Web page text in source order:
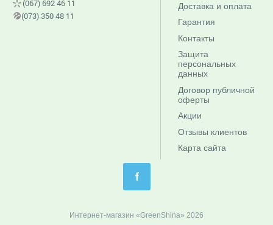
(067) 692 46 11
(073) 350 48 11
Доставка и оплата
Гарантия
Контакты
Защита
персональных
данных
Договор публичной
оферты
Акции
Отзывы клиентов
Карта сайта
Интернет-магазин «GreenShina» 2026